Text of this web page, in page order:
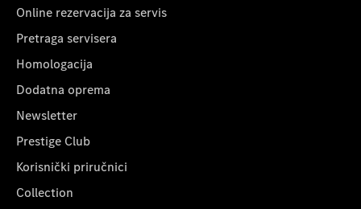
Online rezervacija za servis
Pretraga servisera
Homologacija
Dodatna oprema
Newsletter
Prestige Club
Korisnički priručnici
Collection